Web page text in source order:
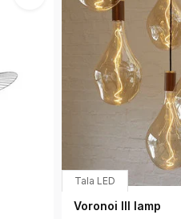
Tala LED
Voronoi III lamp